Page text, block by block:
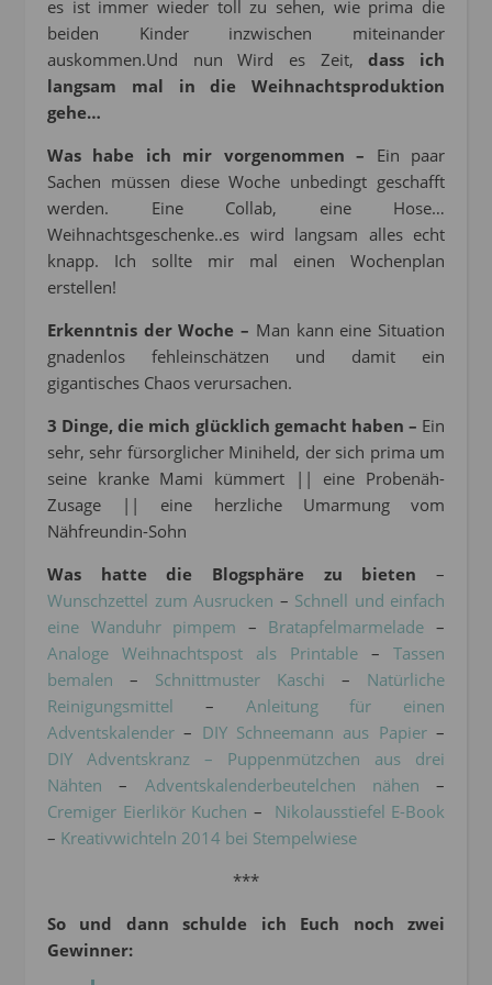
es ist immer wieder toll zu sehen, wie prima die
beiden Kinder inzwischen miteinander
auskommen.Und nun Wird es Zeit,dass ich
langsam mal in die Weihnachtsproduktion
gehe…
Was habe ich mir vorgenommen – Ein paar
Sachen müssen diese Woche unbedingt geschafft
werden. Eine Collab, eine Hose…
Weihnachtsgeschenke..es wird langsam alles echt
knapp. Ich sollte mir mal einen Wochenplan
erstellen!
Erkenntnis der Woche – Man kann eine Situation
gnadenlos fehleinschätzen und damit ein
gigantisches Chaos verursachen.
3 Dinge, die mich glücklich gemacht haben – Ein
sehr, sehr fürsorglicher Miniheld, der sich prima um
seine kranke Mami kümmert || eine Probenäh-
Zusage || eine herzliche Umarmung vom
Nähfreundin-Sohn
Was hatte die Blogsphäre zu bieten –
Wunschzettel zum Ausrucken – Schnell und einfach
eine Wanduhr pimpem – Bratapfelmarmelade–
Analoge Weihnachtspost als Printable – Tassen
bemalen – Schnittmuster Kaschi – Natürliche
Reinigungsmittel – Anleitung für einen
Adventskalender – DIY Schneemann aus Papier–
DIY Adventskranz – Puppenmützchen aus drei
Nähten– Adventskalenderbeutelchen nähen –
Cremiger Eierlikör Kuchen – Nikolausstiefel E-Book
– Kreativwichteln 2014 bei Stempelwiese
***
So und dann schulde ich Euch noch zwei
Gewinner: